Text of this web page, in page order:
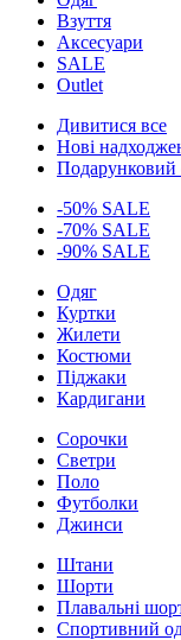
Взуття
Аксесуари
SALE
Outlet
Дивитися все
Нові
Подарунковий
-50% SALE
-70% SALE
-90% SALE
Одяг
Куртки
Жилети
Костюми
Піджаки
Кардигани
Сорочки
Светри
Поло
Футболки
Джинси
Штани
Шорти
Плавальні
Спортивний